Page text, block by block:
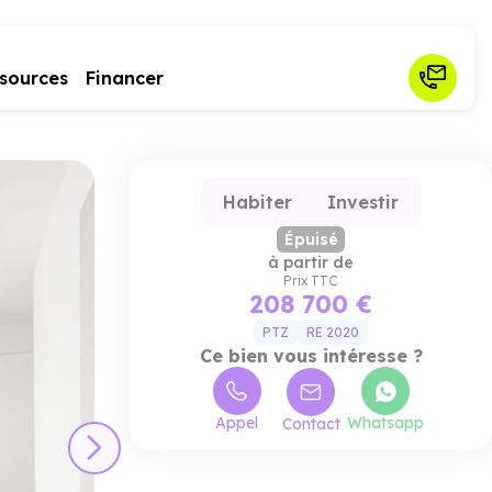
Financer
Habiter Investir
Épuisé
à partir de
Prix TTC
208 700 €
PTZ RE 2020
Ce bien vous intéresse ?
Appel Contact Whatsapp